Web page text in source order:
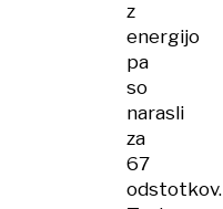
z
energijo
pa
so
narasli
za
67
odstotkov.